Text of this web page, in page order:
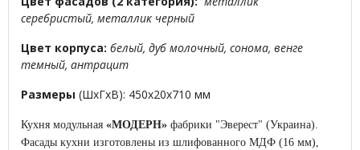
серебристый, металлик черный
Цвет корпуса: белый, дуб молочный, сонома, венге
темный, антрацит
Размеры (ШхГхВ): 450х20х710 мм
Кухня модульная «МОДЕРН» фабрики "Эверест" (Украина).
Фасады кухни изготовлены из шлифованного МДФ (16 мм),